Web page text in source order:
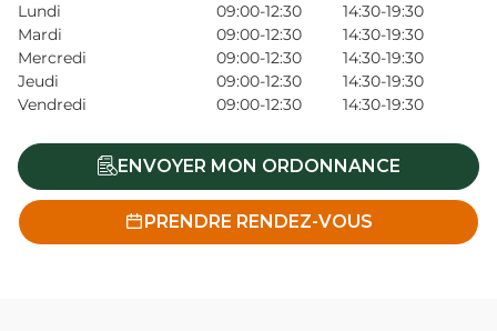
Lundi
09:00-12:30
14:30-19:30
Mardi
09:00-12:30
14:30-19:30
Mercredi
09:00-12:30
14:30-19:30
Jeudi
09:00-12:30
14:30-19:30
Vendredi
09:00-12:30 14:30-19:30
ENVOYER MON ORDONNANCE
PRENDRE RENDEZ-VOUS